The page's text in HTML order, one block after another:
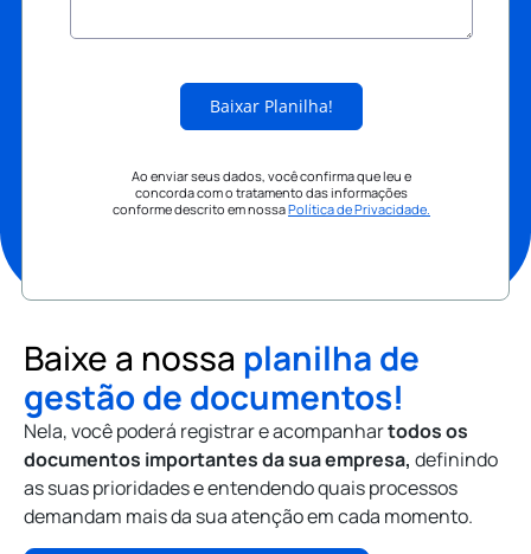
Baixar Planilha!
Ao enviar seus dados, você confirma que leu e
concorda com o tratamento das informações
conforme descrito em nossaPolítica de Privacidade.
Baixe a nossa planilha de
gestão de documentos!
Nela, você poderá registrar e acompanhartodos os
documentos importantes da sua empresa, definindo
as suas prioridades e entendendo quais processos
demandam mais da sua atenção em cada momento.